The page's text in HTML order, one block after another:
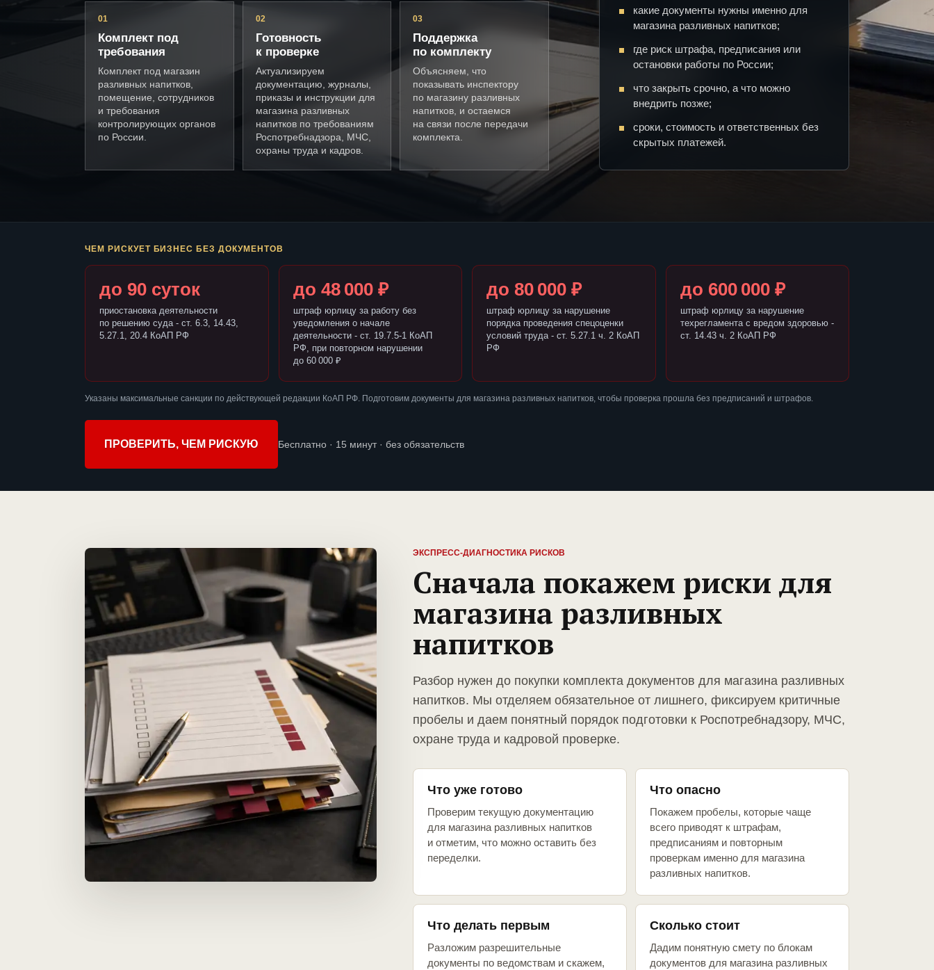
01
Комплект под
требования
Комплект под магазин
разливных напитков,
помещение, сотрудников
и требования
контролирующих органов
по России.
02
Готовность
к проверке
Актуализируем
документацию, журналы,
приказы и инструкции для
магазина разливных
напитков по требованиям
Роспотребнадзора, МЧС,
охраны труда и кадров.
03
Поддержка
по комплекту
Объясняем, что
показывать инспектору
по магазину разливных
напитков, и остаемся
на связи после передачи
комплекта.
какие документы нужны именно для
магазина разливных напитков;
где риск штрафа, предписания или
остановки работы по России;
что закрыть срочно, а что можно
внедрить позже;
сроки, стоимость и ответственных без
скрытых платежей.
ЧЕМ РИСКУЕТ БИЗНЕС БЕЗ ДОКУМЕНТОВ
до 90 суток
приостановка деятельности
по решению суда - ст. 6.3, 14.43,
5.27.1, 20.4 КоАП РФ
до 48 000 ₽
штраф юрлицу за работу без
уведомления о начале
деятельности - ст. 19.7.5-1 КоАП
РФ, при повторном нарушении
до 60 000 ₽
до 80 000 ₽
штраф юрлицу за нарушение
порядка проведения спецоценки
условий труда - ст. 5.27.1 ч. 2 КоАП
РФ
до 600 000 ₽
штраф юрлицу за нарушение
техрегламента с вредом здоровью -
ст. 14.43 ч. 2 КоАП РФ
Указаны максимальные санкции по действующей редакции КоАП РФ. Подготовим документы для магазина разливных напитков, чтобы проверка прошла без предписаний и штрафов.
ПРОВЕРИТЬ, ЧЕМ РИСКУЮ Бесплатно · 15 минут · без обязательств
ЭКСПРЕСС-ДИАГНОСТИКА РИСКОВ
Сначала покажем риски для
магазина разливных
напитков
Разбор нужен до покупки комплекта документов для магазина разливных
напитков. Мы отделяем обязательное от лишнего, фиксируем критичные
пробелы и даем понятный порядок подготовки к Роспотребнадзору, МЧС,
охране труда и кадровой проверке.
Что уже готово
Проверим текущую документацию
для магазина разливных напитков
и отметим, что можно оставить без
переделки.
Что опасно
Покажем пробелы, которые чаще
всего приводят к штрафам,
предписаниям и повторным
проверкам именно для магазина
разливных напитков.
Что делать первым
Разложим разрешительные
документы по ведомствам и скажем,
Сколько стоит
Дадим понятную смету по блокам
документов для магазина разливных